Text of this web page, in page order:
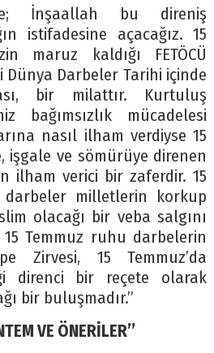
İnşaallah bu direniş
istifadesine açacağız. 15
maruz kaldığı FETÖCÜ
Darbeler Tarihi içinde
bir milattır. Kurtuluş
bağımsızlık mücadelesi
nasıl ilham verdiyse 15
işgale ve sömürüye direnen
ilham verici bir zaferdir. 15
darbeler milletlerin korkup
olacağı bir veba salgını
15 Temmuz ruhu darbelerin
Zirvesi, 15 Temmuz’da
direnci bir reçete olarak
bir buluşmadır.’’
VE ÖNERİLER’’